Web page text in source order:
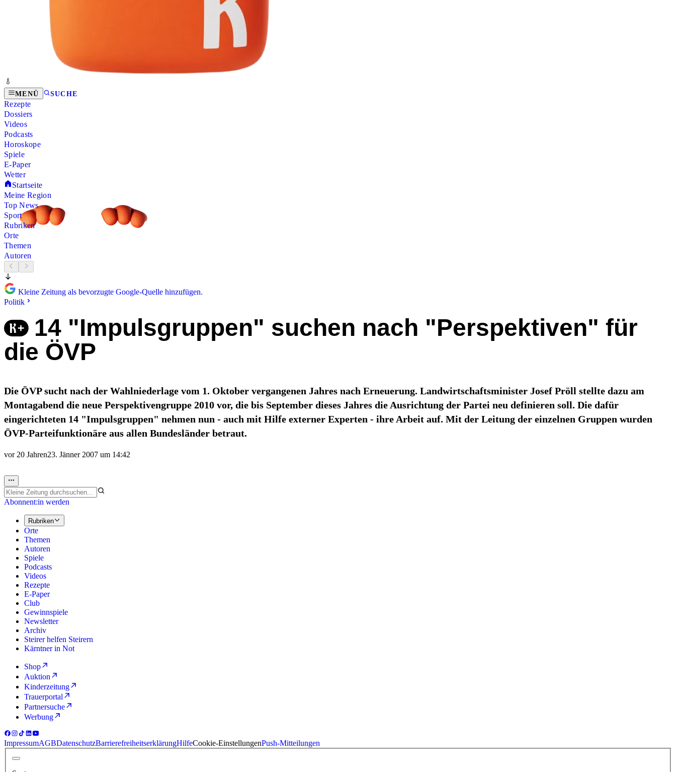
MENÜ SUCHE
Rezepte
Dossiers
Videos
Podcasts
Horoskope
Spiele
E-Paper
Wetter
Startseite
Meine Region
Top News
Sport
Rubriken
Orte
Themen
Autoren
Kleine Zeitung als bevorzugte Google-Quelle hinzufügen.
Politik
14 "Impulsgruppen" suchen nach "Perspektiven" für
die ÖVP
Die ÖVP sucht nach der Wahlniederlage vom 1. Oktober vergangenen Jahres nach Erneuerung. Landwirtschaftsminister Josef Pröll stellte dazu am
Montagabend die neue Perspektivengruppe 2010 vor, die bis September dieses Jahres die Ausrichtung der Partei neu definieren soll. Die dafür
eingerichteten 14 "Impulsgruppen" nehmen nun - auch mit Hilfe externer Experten - ihre Arbeit auf. Mit der Leitung der einzelnen Gruppen wurden
ÖVP-Parteifunktionäre aus allen Bundesländer betraut.
vor 20 Jahren23. Jänner 2007 um 14:42
Abonnent:in werden
Rubriken
Orte
Themen
Autoren
Spiele
Podcasts
Videos
Rezepte
E-Paper
Club
Gewinnspiele
Newsletter
Archiv
Steirer helfen Steirern
Kärntner in Not
Shop
Auktion
Kinderzeitung
Trauerportal
Partnersuche
Werbung
ImpressumAGBDatenschutzBarrierefreiheitserklärungHilfeCookie-EinstellungenPush-Mitteilungen